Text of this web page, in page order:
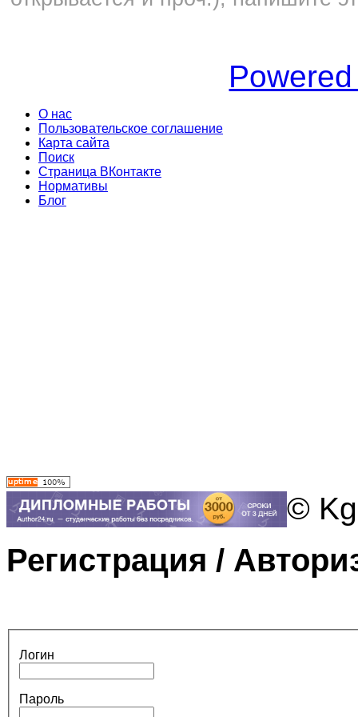
О нас
Пользовательское соглашение
Карта сайта
Поиск
Страница ВКонтакте
Нормативы
Блог
©
Регистрация /
Логин
Пароль